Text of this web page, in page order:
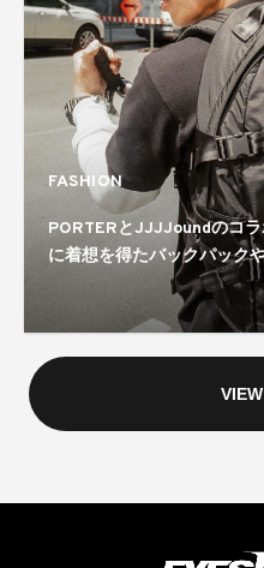
FASHION
PORTERとJJJJoundのコ
に着想を得たバックパック
ラインナップ